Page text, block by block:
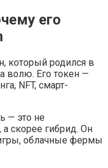
его
который родился в
волю. Его токен —
NFT, смарт-
— это не
а скорее гибрид. Он
облачные фермы